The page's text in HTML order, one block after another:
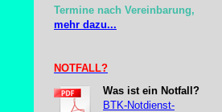
Termine nach Vereinbarung,
mehr dazu...
NOTFALL?
Was ist ein Notfall?
BTK-Notdienst-